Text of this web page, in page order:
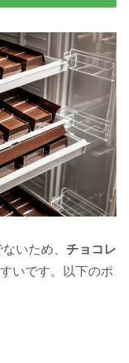
いため、 チョコレ
いです。以下のポ